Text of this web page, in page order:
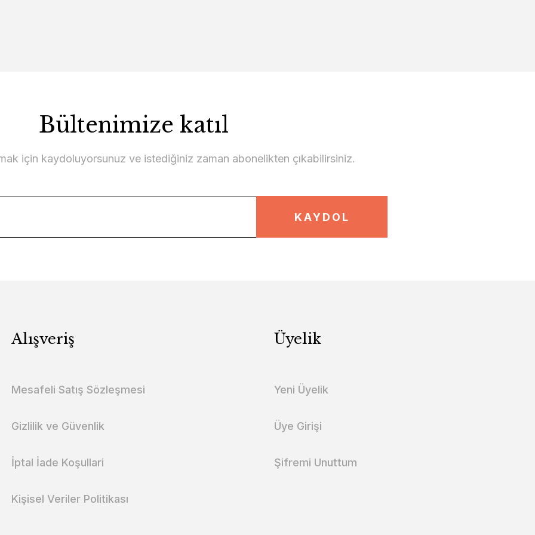
Bültenimize katıl
için kaydoluyorsunuz ve istediğiniz zaman abonelikten çıkabilirsiniz.
KAYDOL
Alışveriş
Mesafeli Satış Sözleşmesi
Gizlilik ve Güvenlik
İptal İade Koşullari
Kişisel Veriler Politikası
Üyelik
Yeni Üyelik
Üye Girişi
Şifremi Unuttum